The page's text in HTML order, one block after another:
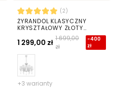
(2)
ŻYRANDOL KLASYCZNY
KRYSZTAŁOWY ZŁOTY
DOMINNI W6
1 299,00 zł 1 699,00
zł
-400
zł
+3 warianty